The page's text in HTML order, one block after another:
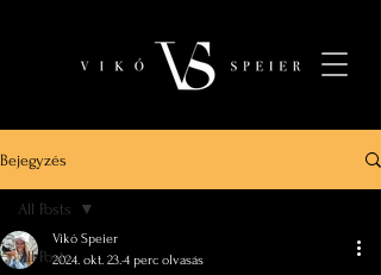
Bejegyzés
All Posts
All Posts
Vikó Speier
2024. okt. 23.4 perc olvasás